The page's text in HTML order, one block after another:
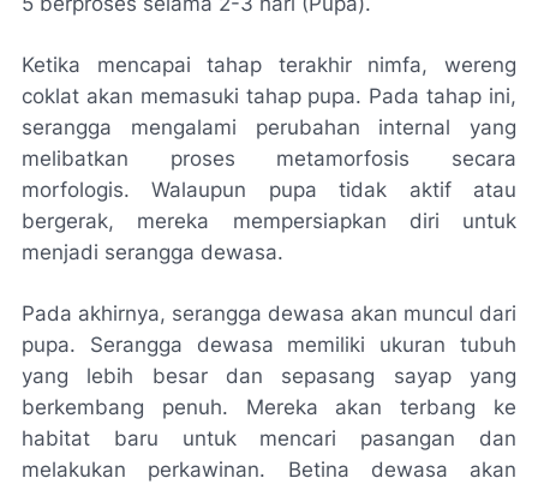
Ketika mencapai tahap terakhir nimfa, wereng
coklat akan memasuki tahap pupa. Pada tahap ini,
serangga mengalami perubahan internal yang
melibatkan proses metamorfosis secara
morfologis. Walaupun pupa tidak aktif atau
bergerak, mereka mempersiapkan diri untuk
menjadi serangga dewasa.
Pada akhirnya, serangga dewasa akan muncul dari
pupa. Serangga dewasa memiliki ukuran tubuh
yang lebih besar dan sepasang sayap yang
berkembang penuh. Mereka akan terbang ke
habitat baru untuk mencari pasangan dan
melakukan perkawinan. Betina dewasa akan